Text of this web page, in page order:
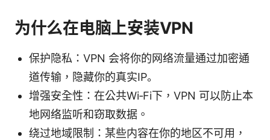
为什么在电脑上安装VPN
保护隐私：VPN 会将你的网络流量通过加密通
道传输，隐藏你的真实IP。
增强安全性：在公共Wi‑Fi下，VPN 可以防止本
地网络监听和窃取数据。
绕过地域限制：某些内容在你的地区不可用，